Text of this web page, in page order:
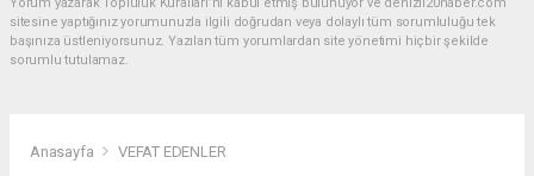
sitesine yaptığınız yorumunuzla ilgili doğrudan veya dolaylı tüm sorumluluğu tek
başınıza üstleniyorsunuz. Yazılan tüm yorumlardan site yönetimi hiçbir şekilde
sorumlu tutulamaz.
Anasayfa VEFAT EDENLER